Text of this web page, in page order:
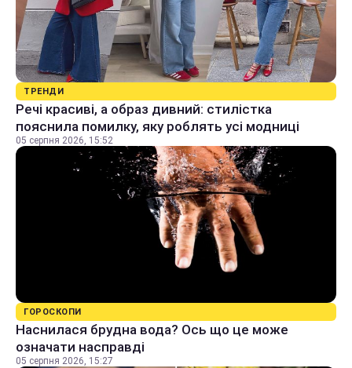
ТРЕНДИ
Речі красиві, а образ дивний: стилістка
пояснила помилку, яку роблять усі модниці
05 серпня 2026, 15:52
ГОРОСКОПИ
Наснилася брудна вода? Ось що це може
означати насправді
05 серпня 2026, 15:27